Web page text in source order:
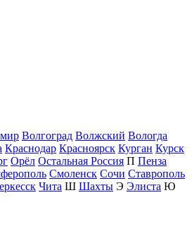
Волгоград Волжский Вологда
Краснодар Красноярск Курган Курск
Орёл Остальная Россия П Пенза
Смоленск Сочи Ставрополь
Чита Ш Шахты Э Элиста Ю